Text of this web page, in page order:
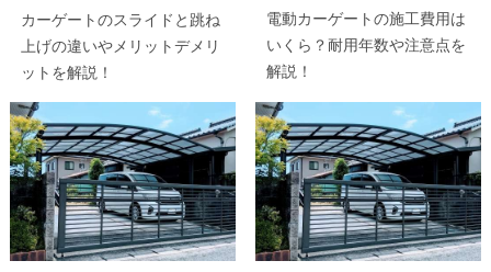
カーゲートのスライドと跳ね
上げの違いやメリットデメリ
ットを解説！
電動カーゲートの施工費用は
いくら？耐用年数や注意点を
解説！